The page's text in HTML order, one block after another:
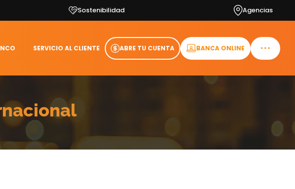
Sostenibilidad Agencias
SERVICIO AL CLIENTE ABRE TU CUENTA BANCA ONLINE